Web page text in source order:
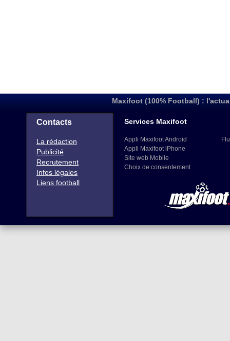
Maxifoot (100% Football) :
Contacts
La rédaction
Publicité
Recrutement
Infos légales
Liens football
Services Maxifoot
Appli Maxifoot Android
Appli Maxifoot iPhone
Site web Mobile
Choix de consentement